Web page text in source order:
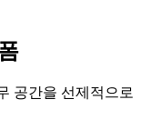
공간을 선제적으로